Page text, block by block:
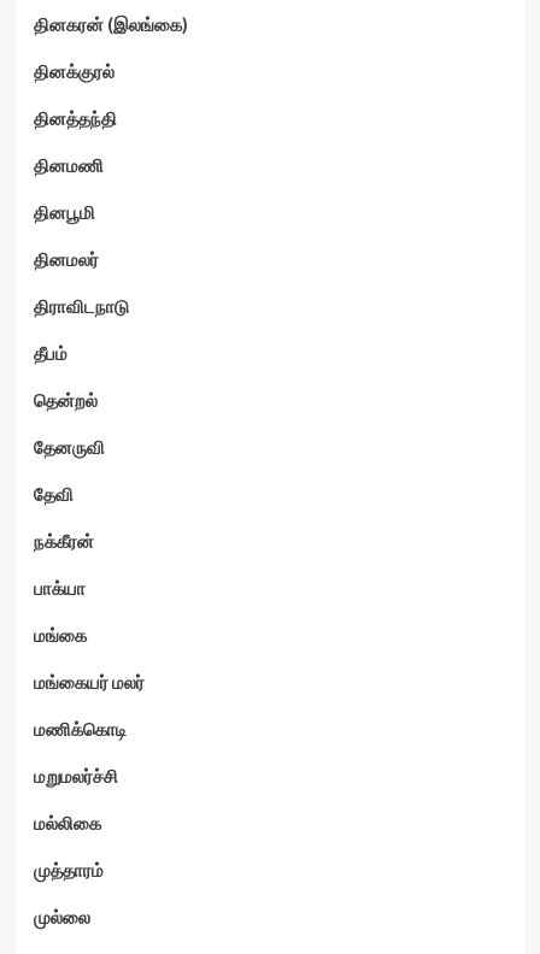
தினகரன் (இலங்கை)
தினக்குரல்
தினத்தந்தி
தினமணி
தினபூமி
தினமலர்
திராவிடநாடு
தீபம்
தென்றல்
தேனருவி
தேவி
நக்கீரன்
பாக்யா
மங்கை
மங்கையர் மலர்
மணிக்கொடி
மறுமலர்ச்சி
மல்லிகை
முத்தாரம்
முல்லை